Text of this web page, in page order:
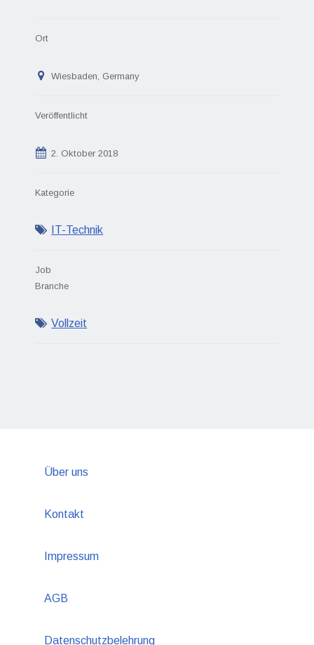
Ort
Wiesbaden, Germany
Veröffentlicht
2. Oktober 2018
Kategorie
IT-Technik
Job
Branche
Vollzeit
Über uns
Kontakt
Impressum
AGB
Datenschutzbelehrung